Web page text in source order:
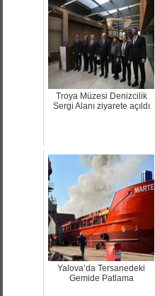
Troya Müzesi Denizcilik
Sergi Alanı ziyarete açıldı
Yalova’da Tersanedeki
Gemide Patlama